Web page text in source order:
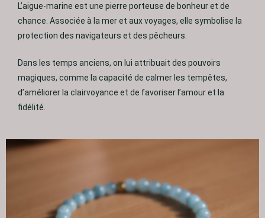
L’aigue-marine est une pierre porteuse de bonheur et de
chance. Associée à la mer et aux voyages, elle symbolise la
protection des navigateurs et des pêcheurs.
Dans les temps anciens, on lui attribuait des pouvoirs
magiques, comme la capacité de calmer les tempêtes,
d’améliorer la clairvoyance et de favoriser l’amour et la
fidélité.